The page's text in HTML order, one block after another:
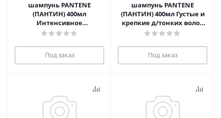
шампунь PANTENE
(ПАНТИН) 400мл
Интенсивное
восстановление д/ослабл
Под заказ
шампунь PANTENE
(ПАНТИН) 400мл Густые и
крепкие д/тонких волос
1/6
Под заказ